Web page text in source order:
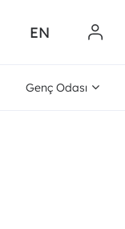
EN
Genç Odası